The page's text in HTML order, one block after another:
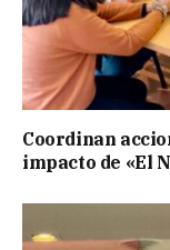
Coordinan
impacto de «El